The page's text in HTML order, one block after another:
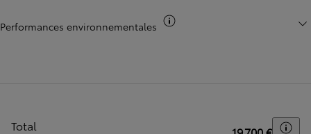
Performances environnementales
Total